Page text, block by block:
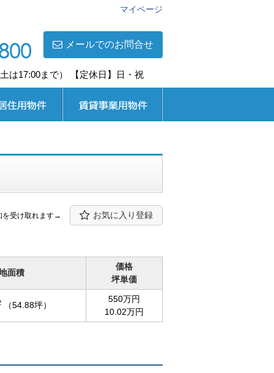
マイページ
メールでのお問合せ
は17:00まで） 【定休日】日・祝
を受け取れます→ お気に入り登録
面積
価格
坪単価
（54.88坪）
550万円
10.02万円